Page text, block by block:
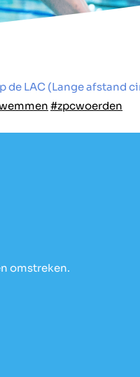
de LAC (Lange afstand
#zpcwoerden
omstreken.